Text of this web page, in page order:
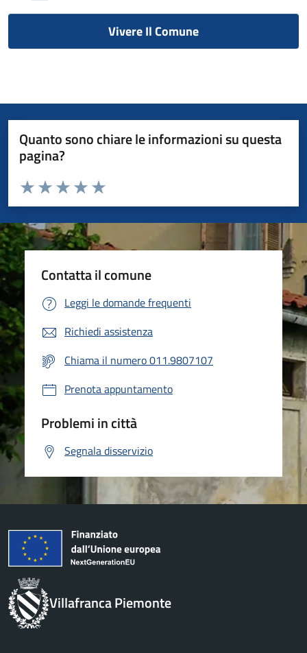
Vivere Il Comune
Quanto sono chiare le informazioni su questa
pagina?
Valuta da 1 a 5 stelle la pagina
Valuta 5 stelle su 5
Valuta 4 stelle su 5
Valuta 3 stelle su 5
Valuta 2 stelle su 5
Valuta 1 stelle su 5
Contatta il comune
Leggi le domande frequenti
Richiedi assistenza
Chiama il numero 011.9807107
Prenota appuntamento
Problemi in città
Segnala disservizio
Villafranca Piemonte